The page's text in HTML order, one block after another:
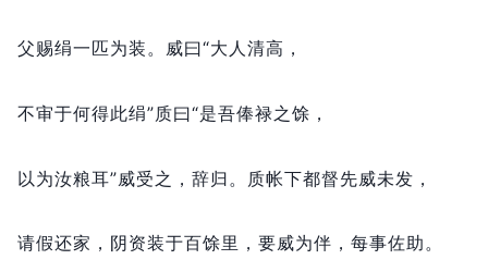
父赐绢一匹为装。 威曰“大人清高，
不审于何得此绢”质曰“是吾俸禄之馀，
以为汝粮耳”威受之， 辞归。 质帐下都督先威未发，
请假还家， 阴资装于百馀里， 要威为伴， 每事佐助。